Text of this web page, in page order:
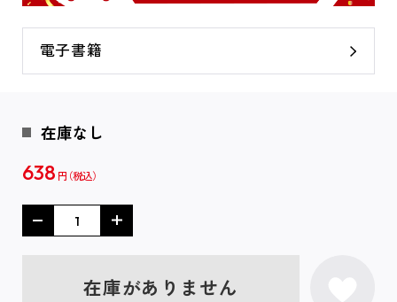
電子書籍
在庫なし
638 円
在庫がありません